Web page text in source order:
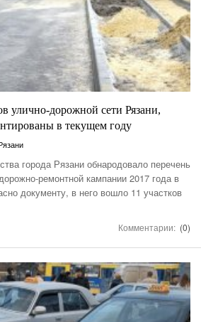
улично-дорожной сети Рязани,
в текущем году
города Рязани обнародовало перечень
ремонтной кампании 2017 года в
документу, в него вошло 11 участков
Комментарии: (0)